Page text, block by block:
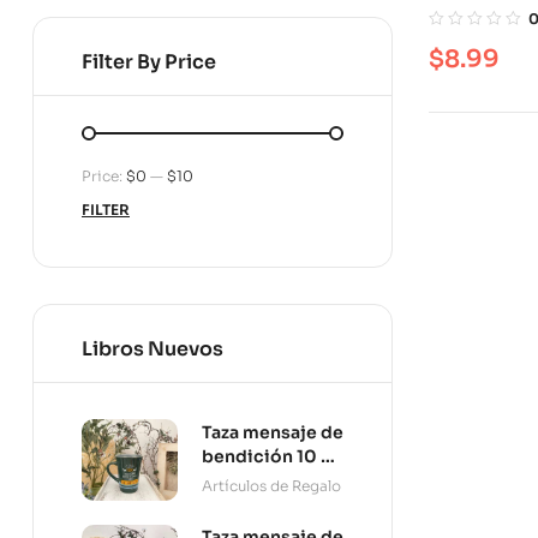
0
$8.99
Filter By Price
FILTER
Price: $0 — $10
Libros Nuevos
Taza mensaje de
bendición 10 oz
Persevera
Artículos de Regalo